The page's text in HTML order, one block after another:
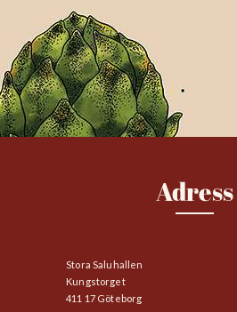
Adress
Stora Saluhallen
Kungstorget
411 17 Göteborg